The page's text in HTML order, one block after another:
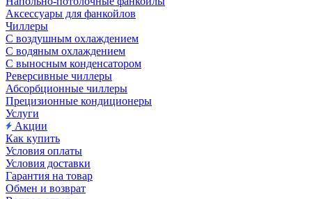
Аксессуары для фанкойлов
Чиллеры
С воздушным охлаждением
С водяным охлаждением
С выносным конденсатором
Реверсивные чиллеры
Абсорбционные чиллеры
Прецизионные кондиционеры
Услуги
Акции
Как купить
Условия оплаты
Условия доставки
Гарантия на товар
Обмен и возврат